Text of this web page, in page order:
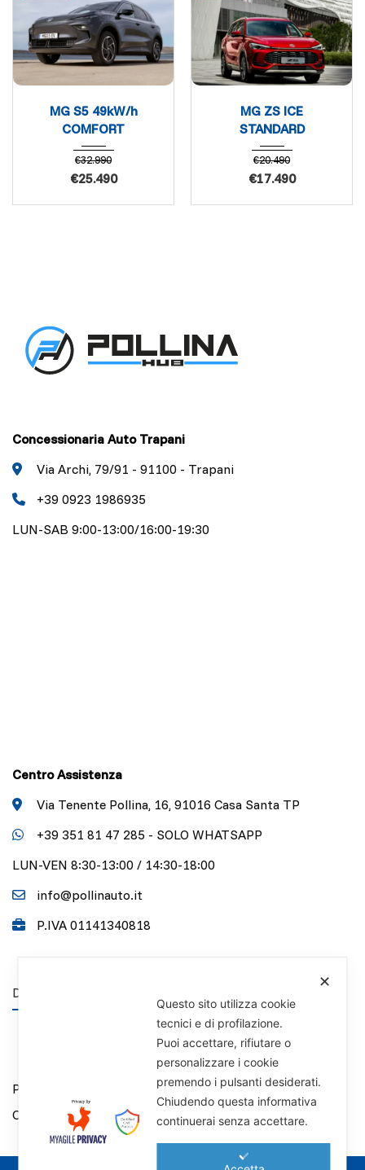
MG S5 49kW/h
COMFORT
€32.990
€25.490
MG ZS ICE
STANDARD
€20.490
€17.490
Concessionaria Auto Trapani
Via Archi, 79/91 - 91100 - Trapani
+39 0923 1986935
LUN-SAB 9:00-13:00/16:00-19:30
Centro Assistenza
Via Tenente Pollina, 16, 91016 Casa Santa TP
+39 351 81 47 285 - SOLO WHATSAPP
LUN-VEN 8:30-13:00 / 14:30-18:00
info@pollinauto.it
P.IVA 01141340818
DISCLAIMER
Privacy Policy
Cookie Policy
✕
Questo sito utilizza cookie
tecnici e di profilazione.
Puoi accettare, rifiutare o
personalizzare i cookie
premendo i pulsanti desiderati.
Chiudendo questa informativa
continuerai senza accettare.